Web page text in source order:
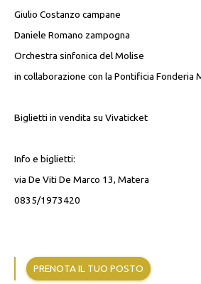
Giulio Costanzo campane
Daniele Romano zampogna
Orchestra sinfonica del Molise
in collaborazione con la Pontificia Fonderia
Biglietti in vendita su Vivaticket
Info e biglietti:
via De Viti De Marco 13, Matera
0835/1973420
PRENOTA IL TUO POSTO